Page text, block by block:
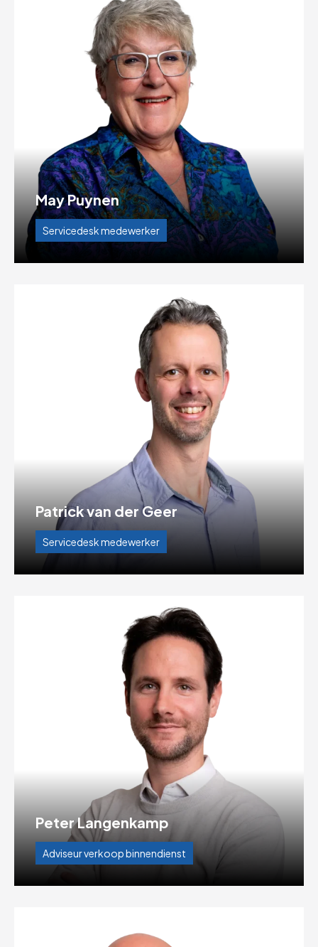
May Puynen
Servicedesk medewerker
Patrick van der Geer
Servicedesk medewerker
Peter Langenkamp
Adviseur verkoop binnendienst